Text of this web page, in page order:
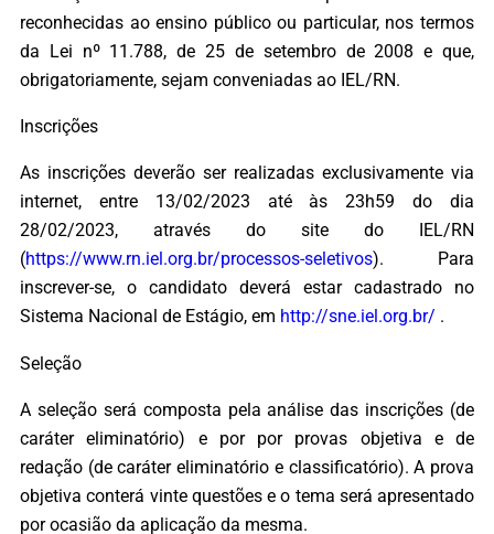
reconhecidas ao ensino público ou particular, nos termos
da Lei nº 11.788, de 25 de setembro de 2008 e que,
obrigatoriamente, sejam conveniadas ao IEL/RN.
Inscrições
As inscrições deverão ser realizadas exclusivamente via
internet, entre 13/02/2023 até às 23h59 do dia
28/02/2023, através do site do IEL/RN
(https://www.rn.iel.org.br/processos-seletivos). Para
inscrever-se, o candidato deverá estar cadastrado no
Sistema Nacional de Estágio, em http://sne.iel.org.br/ .
Seleção
A seleção será composta pela análise das inscrições (de
caráter eliminatório) e por por provas objetiva e de
redação (de caráter eliminatório e classificatório). A prova
objetiva conterá vinte questões e o tema será apresentado
por ocasião da aplicação da mesma.